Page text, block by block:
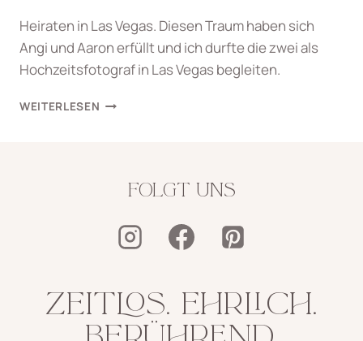
Heiraten in Las Vegas. Diesen Traum haben sich
Angi und Aaron erfüllt und ich durfte die zwei als
Hochzeitsfotograf in Las Vegas begleiten.
WEITERLESEN HEIRATEN
FOLGT UNS
ZEITLOS. EHRLICH.